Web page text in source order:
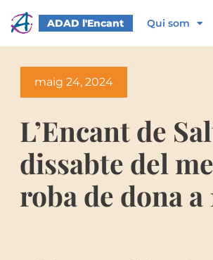
ADAD l'Encant Qui som
maig 24, 2024
L’Encant de
dissabte del
roba de dona a